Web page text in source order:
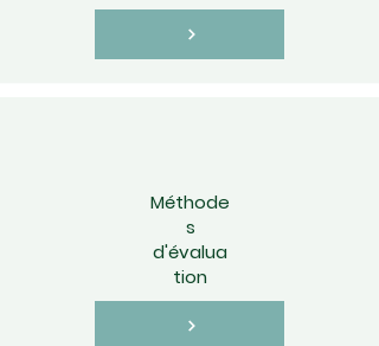
Méthode
s
d'évalua
tion